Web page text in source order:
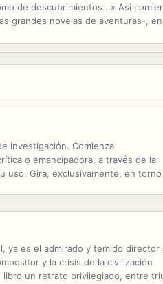
de descubrimientos...» Así
grandes novelas de aventuras-,
investigación. Comienza
o emancipadora, a través de la
uso. Gira, exclusivamente, en torno
ya es el admirado y temido director
y la crisis de la civilización
un retrato privilegiado, entre